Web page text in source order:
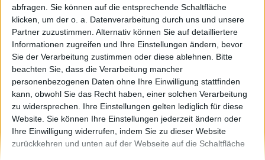
abfragen. Sie können auf die entsprechende Schaltfläche
klicken, um der o. a. Datenverarbeitung durch uns und unsere
Partner zuzustimmen. Alternativ können Sie auf detailliertere
Informationen zugreifen und Ihre Einstellungen ändern, bevor
Sie der Verarbeitung zustimmen oder diese ablehnen.
Bitte
beachten Sie, dass die Verarbeitung mancher
personenbezogenen Daten ohne Ihre Einwilligung stattfinden
kann, obwohl Sie das Recht haben, einer solchen Verarbeitung
zu widersprechen. Ihre Einstellungen gelten lediglich für diese
Website. Sie können Ihre Einstellungen jederzeit ändern oder
Ihre Einwilligung widerrufen, indem Sie zu dieser Website
zurückkehren und unten auf der Webseite auf die Schaltfläche